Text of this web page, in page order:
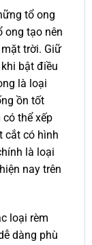
tổ ong
ong tạo nên
trời. Giữ
bật điều
là loại
ồn tốt
thể xếp
cắt có hình
là loại
nay trên
loại rèm
dàng phù